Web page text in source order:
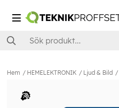
Hem HEMELEKTRONIK Ljud & Bild